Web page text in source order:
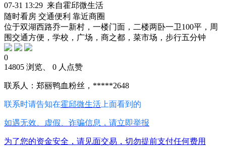
07-31 13:29 来自霍邱微生活
随时看房 交通便利 靠近商圈
位于双湖西路乔一新村，一楼门面，二楼两卧一卫100平，周
围交通方便，学校，广场，商之都，菜市场，步行五分钟
0
14805 浏览、 0 人点赞
联系人：郑丽鸭血粉丝，*****2648
联系时请告知在霍邱微生活 上面看到的
如遇无效、虚假、诈骗信息，请立即举报
为了您的资金安全，请见面交易，切勿提前支付任何费用